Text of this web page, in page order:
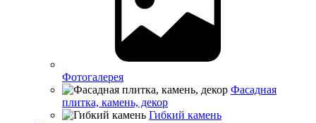
Фотогалерея
Фасадная
плитка, камень, декор
Гибкий камень